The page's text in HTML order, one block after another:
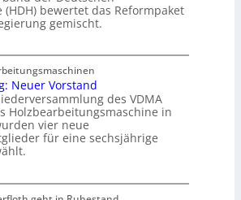
bewertet das Reformpaket
gemischt.
Neuer Vorstand
des VDMA
Holzbearbeitungsmaschine in
vier neue
für eine sechsjährige